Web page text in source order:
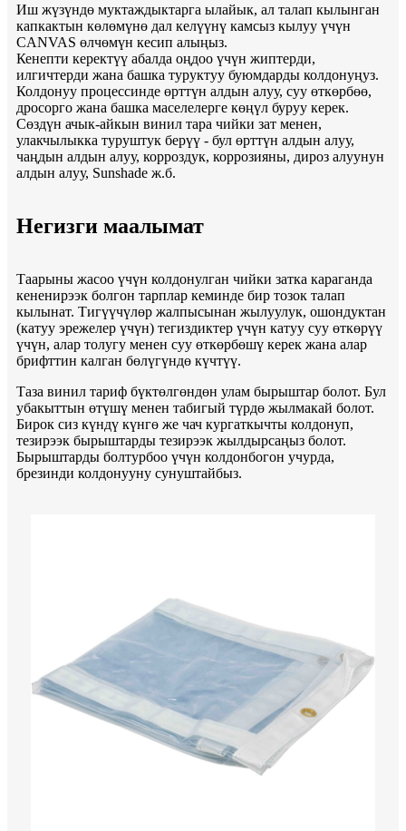
Иш жүзүндө муктаждыктарга ылайык, ал талап кылынган
капкактын көлөмүнө дал келүүнү камсыз кылуу үчүн
CANVAS өлчөмүн кесип алыңыз.
Кенепти керектүү абалда оңдоо үчүн жиптерди,
илгичтерди жана башка туруктуу буюмдарды колдонуңуз.
Колдонуу процессинде өрттүн алдын алуу, суу өткөрбөө,
дросорго жана башка маселелерге көңүл буруу керек.
Сөздүн ачык-айкын винил тара чийки зат менен,
улакчылыкка туруштук берүү - бул өрттүн алдын алуу,
чаңдын алдын алуу, корроздук, коррозияны, дироз алуунун
алдын алуу, Sunshade ж.б.
Негизги маалымат
Таарыны жасоо үчүн колдонулган чийки затка караганда
кененирээк болгон тарплар кеминде бир тозок талап
кылынат. Тигүүчүлөр жалпысынан жылуулук, ошондуктан
(катуу эрежелер үчүн) тегиздиктер үчүн катуу суу өткөрүү
үчүн, алар толугу менен суу өткөрбөшү керек жана алар
брифттин калган бөлүгүндө күчтүү.
Таза винил тариф бүктөлгөндөн улам бырыштар болот. Бул
убакыттын өтүшү менен табигый түрдө жылмакай болот.
Бирок сиз күндү күнгө же чач кургаткычты колдонуп,
тезирээк бырыштарды тезирээк жылдырсаңыз болот.
Бырыштарды болтурбоо үчүн колдонбогон учурда,
брезинди колдонууну сунуштайбыз.